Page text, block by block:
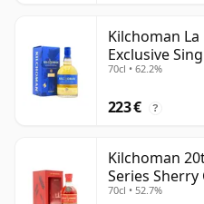
Kilchoman
Exclusive
70cl • 62.2%
223 € ?
Kilchoman
Series Sherry
70cl • 52.7%